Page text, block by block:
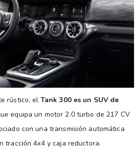
rústico, el Tank 300 es un SUV de
equipa un motor 2.0 turbo de 217 CV
con una transmisión automática
tracción 4x4 y caja reductora.